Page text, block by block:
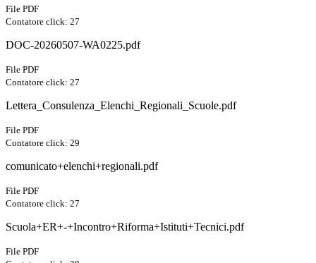
File PDF
Contatore click: 27
DOC-20260507-WA0225.pdf
File PDF
Contatore click: 27
Lettera_Consulenza_Elenchi_Regionali_Scuole.pdf
File PDF
Contatore click: 29
comunicato+elenchi+regionali.pdf
File PDF
Contatore click: 27
Scuola+ER+-+Incontro+Riforma+Istituti+Tecnici.pdf
File PDF